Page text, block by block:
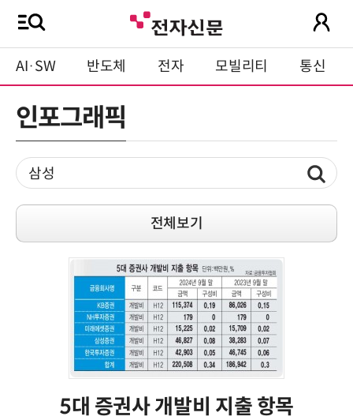
AI·SW 반도체 전자 모빌리티 통신
인포그래픽
전체보기
5대 증권사 개발비 지출 항목